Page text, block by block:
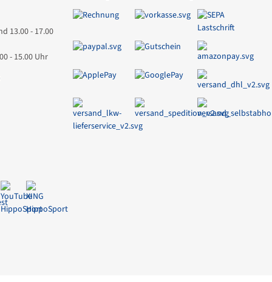
13.00 - 17.00
- 15.00 Uhr